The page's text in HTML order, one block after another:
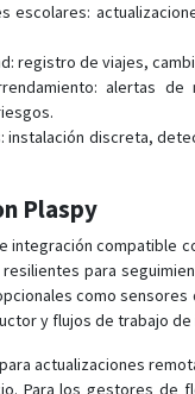
escolares:
registro de viajes,
alertas
discreta,
Plaspy
integración
para
como
y flujos de trabajo de
actualizaciones
Para los gestores de